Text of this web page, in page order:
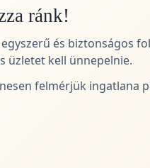
ránk!
és biztonságos
üzletet kell ünnepelnie.
felmérjük ingatlana